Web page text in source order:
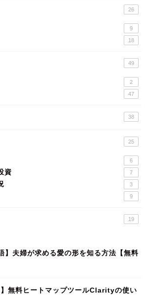
26
9
18
49
2
47
38
25
6
資 7
3
9
19
】夫婦が求める愛の形を知る方法【無料
】無料ヒートマップツールClarityの使い